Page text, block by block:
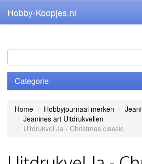
Hobby-Koopjes.nl
Categorie
Home Hobbyjournaal merken
Jeanines art Uitdrukvellen
Uitdrukvel Ja - Christmas classic